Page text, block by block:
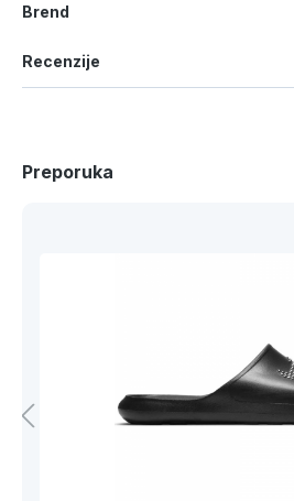
Brend
Recenzije
Preporuka